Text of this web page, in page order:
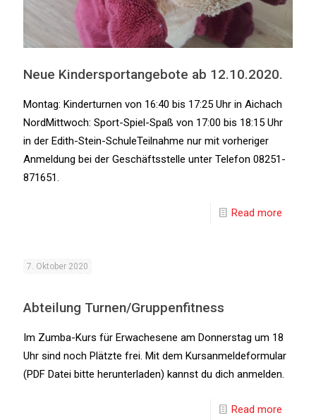
Neue Kindersportangebote ab 12.10.2020.
Montag: Kinderturnen von 16:40 bis 17:25 Uhr in Aichach
NordMittwoch: Sport-Spiel-Spaß von 17:00 bis 18:15 Uhr
in der Edith-Stein-SchuleTeilnahme nur mit vorheriger
Anmeldung bei der Geschäftsstelle unter Telefon 08251-
871651.
Read more
7. Oktober 2020
Abteilung Turnen/Gruppenfitness
Im Zumba-Kurs für Erwachesene am Donnerstag um 18
Uhr sind noch Plätzte frei. Mit dem Kursanmeldeformular
(PDF Datei bitte herunterladen) kannst du dich anmelden.
Read more